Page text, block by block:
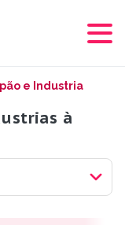
e Industria
à